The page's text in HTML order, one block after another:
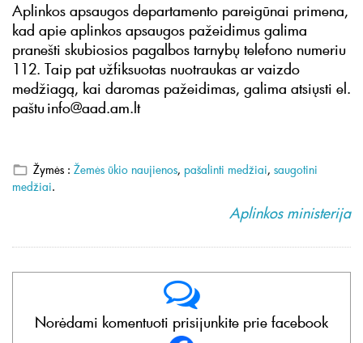
Aplinkos apsaugos departamento pareigūnai primena,
kad apie aplinkos apsaugos pažeidimus galima
pranešti skubiosios pagalbos tarnybų telefono numeriu
112. Taip pat užfiksuotas nuotraukas ar vaizdo
medžiagą, kai daromas pažeidimas, galima atsiųsti el.
paštu info@aad.am.lt
Žymės : Žemės ūkio naujienos, pašalinti medžiai, saugotini
medžiai.
Aplinkos ministerija
Norėdami komentuoti prisijunkite prie facebook